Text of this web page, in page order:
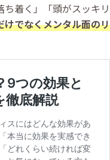
着く」「頭がスッキリ
けでなくメンタル面のリ